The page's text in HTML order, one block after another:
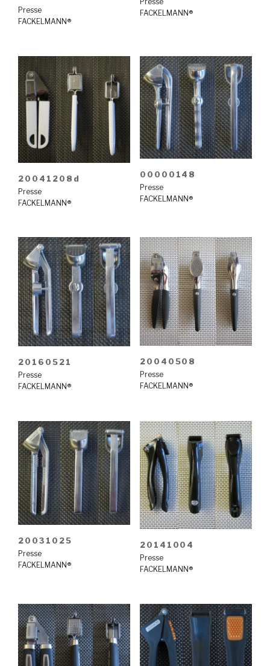
Presse
FACKELMANN®
FACKELMANN®
20041208d
Presse
FACKELMANN®
00000148
Presse
FACKELMANN®
20160521
Presse
FACKELMANN®
20040508
Presse
FACKELMANN®
20031025
Presse
FACKELMANN®
20141004
Presse
FACKELMANN®